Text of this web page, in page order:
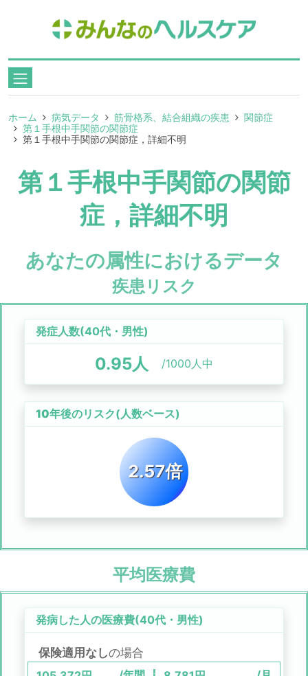
ホーム 病気データ 筋骨格系、結合組織の疾患
関節症
第１手根中手関節の関節症
第１手根中手関節の関節症，詳細不明
第１手根中手関節の関節
症，詳細不明
あなたの属性におけるデータ
疾患リスク
発症人数(40代 ・ 男性)
0.95人 /1000人中
10年後のリスク(人数ベース)
2.57倍
平均医療費
発病した人の医療費(40代 ・ 男性)
保険適用なしの場合